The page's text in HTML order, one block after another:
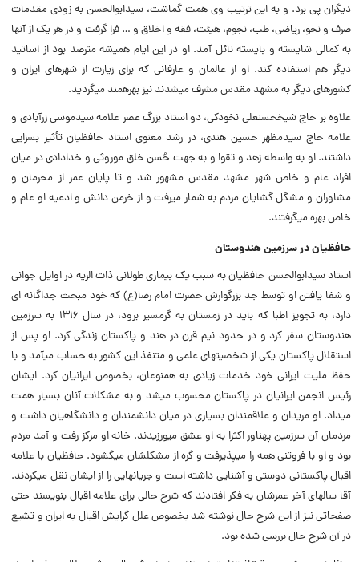
دیگران پی برد. و به این ترتیب وی همت گماشت، سیدابوالحسن به زودی مقدمات
صرف و نحو، ریاضی، طب، نجوم، هیئت، فقه و اخلاق و … فرا گرفت و در هر یک از آنها
به کمالی شایسته و بایسته نائل آمد. او در این ایام همیشه مترصد بود از اساتید
دیگر هم استفاده کند. او از عالمان و عارفانی که برای زیارت از شهرهای ایران و
کشورهای دیگر به مشهد مقدس مشرف می‏شدند نیز بهره‏مند می‏گردید.
علاوه بر حاج شیخ‏حسنعلی نخودکی، دو استاد بزرگ عصر علامه سیدموسی زرآبادی و
علامه حاج سیدمظهر حسین هندی، در رشد معنوی استاد حافظیان تأثیر بسزایی
داشتند. او به واسطه زهد و تقوا و به جهت حُسن خلق موروثی و خدادادی در میان
افراد عام و خاص شهر مشهد مقدس مشهور شد و تا پایان عمر از محرمان و
مشاوران و مشگل‏ گشایان مردم به شمار می‏رفت و از خرمن دانش و ادعیه او عام و
خاص بهره می‏گرفتند.
حافظیان در سرزمین هندوستان
استاد سیدابوالحسن حافظیان به سبب یک بیماری طولانی ذات ‏الریه در اوایل جوانی
و شفا یافتن او توسط جد بزرگوارش حضرت امام رضا(ع) که خود مبحث جداگانه‏ ای
دارد، به تجویز اطبا که باید در زمستان به گرمسیر برود، در سال ۱۳۱۶ به سرزمین
هندوستان سفر کرد و در حدود نیم قرن در هند و پاکستان زندگی کرد. او پس از
استقلال پاکستان یکی از شخصیت‏های علمی و متنفذ این کشور به حساب می‏آمد و با
حفظ ملیت ایرانی خود خدمات زیادی به همنوعان، بخصوص ایرانیان کرد. ایشان
رئیس انجمن ایرانیان در پاکستان محسوب می‏شد و به مشکلات آنان بسیار همت
می‏داد. او مریدان و علاقمندان بسیاری در میان دانشمندان و دانشگاهیان داشت و
مردمان آن سرزمین پهناور اکثرا به او عشق می‏ورزیدند. خانه او مرکز رفت و آمد مردم
بود و او با فروتنی همه را می‏پذیرفت و گره از مشکل‏شان می‏گشود. حافظیان با علامه
اقبال پاکستانی دوستی و آشنایی داشته است و جریان‏هایی را از ایشان نقل می‏کردند.
آقا سال‏های آخر عمرشان به فکر افتادند که شرح حالی برای علامه اقبال بنویسند حتی
صفحاتی نیز از این شرح حال نوشته شد بخصوص علل گرایش اقبال به ایران و تشیع
در آن شرح حال بررسی شده بود.